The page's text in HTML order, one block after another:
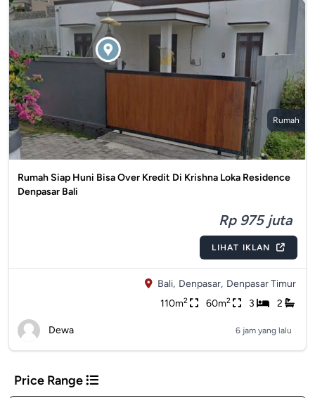
Rumah
Rumah Siap Huni Bisa Over Kredit Di Krishna Loka Residence
Denpasar Bali
Rp 975 juta
LIHAT IKLAN
Bali, Denpasar, Denpasar Timur
110m2 60m2 3 2
Dewa 6 jam yang lalu
Price Range